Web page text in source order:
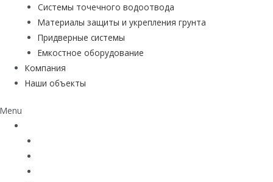
Системы точечного водоотвода
Материалы защиты и укрепления грунта
Придверные системы
Емкостное оборудование
Компания
Наши объекты
Menu